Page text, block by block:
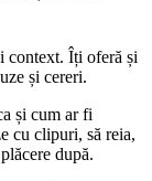
context. Îți oferă și
și cereri.
și cum ar fi
cu clipuri, să reia,
după.